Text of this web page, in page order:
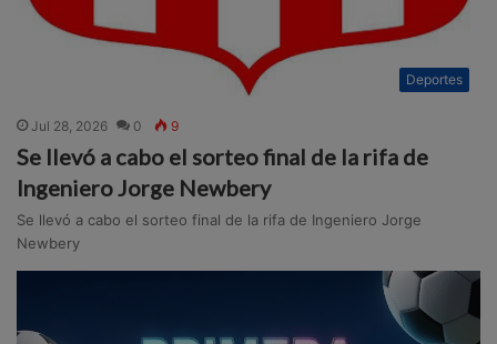
Deportes
Jul 28, 2026 0 9
Se llevó a cabo el sorteo final de la rifa de
Ingeniero Jorge Newbery
Se llevó a cabo el sorteo final de la rifa de Ingeniero Jorge
Newbery